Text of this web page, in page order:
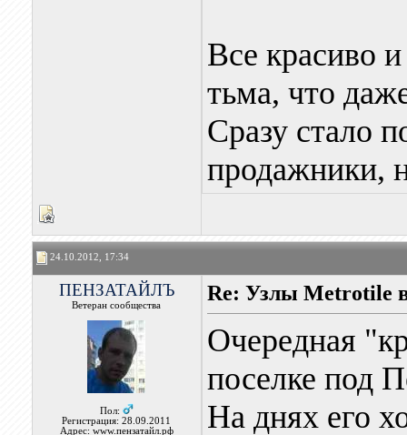
Все красиво
тьма, что
Сразу стало
продажники,
24.10.2012, 17:34
ПЕНЗАТАЙЛЪ
Ветеран сообщества
Пол:
Регистрация: 28.09.2011
Адрес: www.пензатайл.рф
Re: Узлы Metrotile
Очередная
поселке под
На днях его